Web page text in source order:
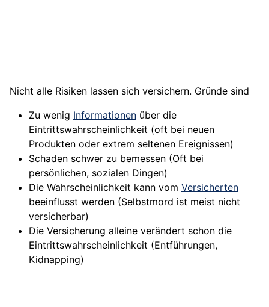
Nicht alle Risiken lassen sich versichern. Gründe sind
Zu wenig Informationen über die
Eintrittswahrscheinlichkeit (oft bei neuen
Produkten oder extrem seltenen Ereignissen)
Schaden schwer zu bemessen (Oft bei
persönlichen, sozialen Dingen)
Die Wahrscheinlichkeit kann vom Versicherten
beeinflusst werden (Selbstmord ist meist nicht
versicherbar)
Die Versicherung alleine verändert schon die
Eintrittswahrscheinlichkeit (Entführungen,
Kidnapping)